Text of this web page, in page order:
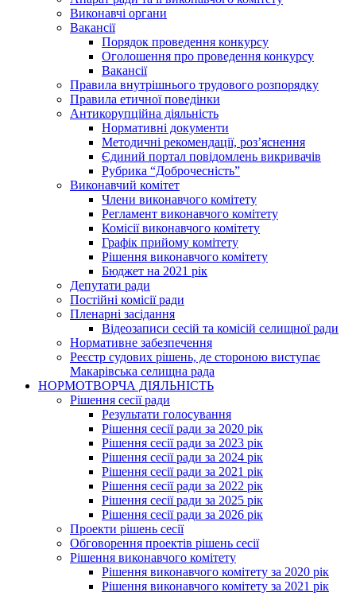
Виконавчі органи
Вакансії
Порядок проведення конкурсу
Оголошення про проведення конкурсу
Вакансії
Правила внутрішнього трудового розпорядку
Правила етичної поведінки
Антикорупційна діяльність
Нормативні документи
Методичні рекомендації, роз’яснення
Єдиний портал повідомлень викривачів
Рубрика “Доброчесність”
Виконавчий комітет
Члени виконавчого комітету
Регламент виконавчого комітету
Комісії виконавчого комітету
Графік прийому комітету
Рішення виконавчого комітету
Бюджет на 2021 рік
Депутати ради
Постійні комісії ради
Пленарні засідання
Відеозаписи сесій та комісій селищної ради
Нормативне забезпечення
Реєстр судових рішень, де стороною виступає
Макарівська селищна рада
НОРМОТВОРЧА ДІЯЛЬНІСТЬ
Рішення сесії ради
Результати голосування
Рішення сесії ради за 2020 рік
Рішення сесії ради за 2023 рік
Рішення сесії ради за 2024 рік
Рішення сесії ради за 2021 рік
Рішення сесії ради за 2022 рік
Рішення сесії ради за 2025 рік
Рішення сесії ради за 2026 рік
Проекти рішень сесії
Обговорення проектів рішень сесії
Рішення виконавчого комітету
Рішення виконавчого комітету за 2020 рік
Рішення виконавчого комітету за 2021 рік